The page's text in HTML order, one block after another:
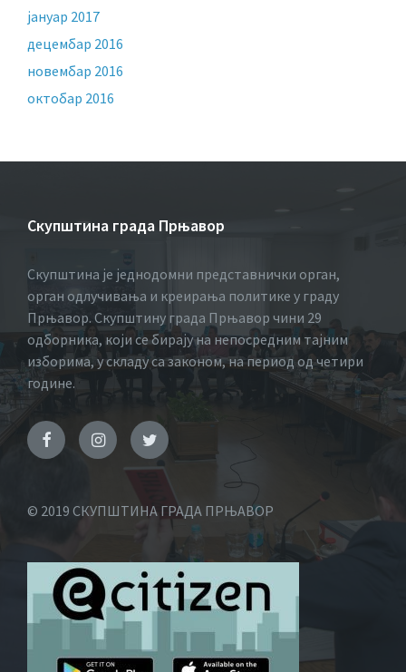
јануар 2017
децембар 2016
новембар 2016
октобар 2016
Скупштина града Прњавор
Скупштина је једнодомни представнички орган,
орган одлучивања и креирања политике у граду
Прњавор. Скупштину града Прњавор чини 29
одборника, који се бирају на непосредним тајним
изборима, у складу са законом, на период од четири
године.
© 2019 СКУПШТИНА ГРАДА ПРЊАВОР